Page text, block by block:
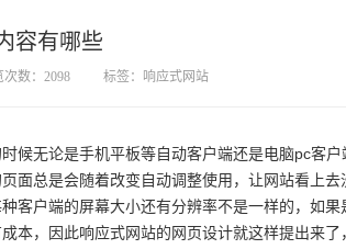
容有哪些
次数：2098 标签：响应式网站
候无论是手机平板等自动客户端还是电脑pc客
面总是会随着改变自动调整使用，让网站看上去
客户端的屏幕大小还有分辨率不是一样的，如
本，因此响应式网站的网页设计就这样提出来